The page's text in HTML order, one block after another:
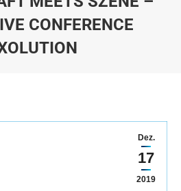
CONFERENCE
Dez.
17
2019